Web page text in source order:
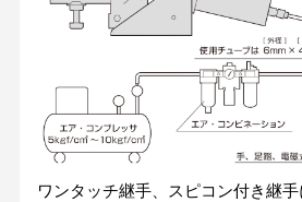
ワンタッチ継手、スピコン付き継手